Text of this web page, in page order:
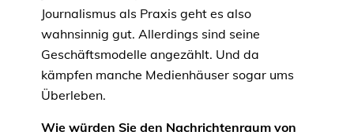
Journalismus als Praxis geht es also
wahnsinnig gut. Allerdings sind seine
Geschäftsmodelle angezählt. Und da
kämpfen manche Medienhäuser sogar ums
Überleben.
Wie würden Sie den Nachrichtenraum von